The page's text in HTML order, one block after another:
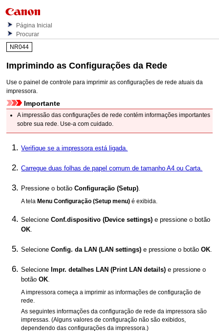
Página Inicial
Procurar
NR044
Imprimindo as Configurações da Rede
Use opainel de controle para imprimir as configurações de rede atuais da
impressora.
Importante
A impressão das configurações de rede contém informações importantes
sobre sua rede. Use-a com cuidado.
Verifique se a impressora está ligada.
Carregue duas folhas de papel comum de tamanho A4 ou Carta.
Pressione o botãoConfiguração (Setup)
A telaMenu Configuração (Setup menu) é exibida.
SelecioneConf.dispositivo (Device settings) e pressione o botão
OK.
SelecioneConfig. da LAN (LAN settings) e pressione o botãoOK.
Selecione Impr. detalhes LAN (Print LAN details) e pressione o
botãoOK
Aimpressora começa a imprimir as informações de configuração de
rede.
As seguintes informações da configuração de rede daimpressora são
impressas. (Alguns valores de configuração não são exibidos,
dependendo das configurações daimpressora .)